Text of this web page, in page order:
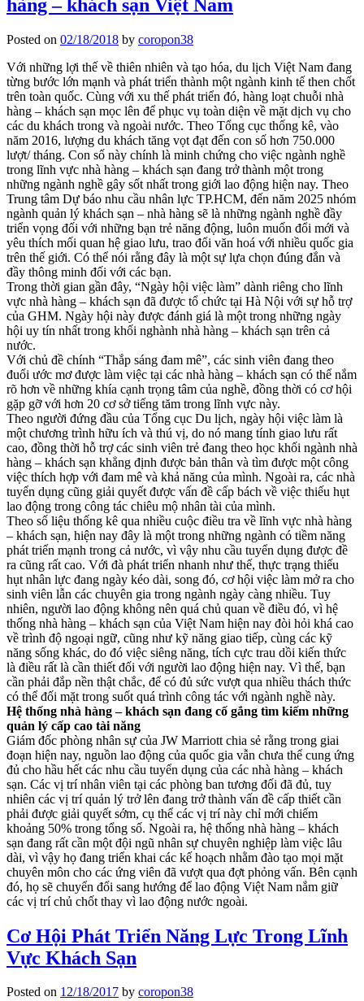
hàng – khách sạn Việt Nam
Posted on 02/18/2018 by coropon38
Với những lợi thế về thiên nhiên và tạo hóa, du lịch Việt Nam đang
từng bước lớn mạnh và phát triển thành một ngành kinh tế then chốt
trên toàn quốc. Cùng với xu thế phát triển đó, hàng loạt chuỗi nhà
hàng – khách sạn mọc lên để phục vụ toàn diện về mặt dịch vụ cho
các du khách trong và ngoài nước. Theo Tổng cục thống kê, vào
năm 2016, lượng du khách tăng vọt đạt đến con số hơn 750.000
lượt/ tháng. Con số này chính là minh chứng cho việc ngành nghề
trong lĩnh vực nhà hàng – khách sạn đang trở thành một trong
những ngành nghề gây sốt nhất trong giới lao động hiện nay. Theo
Trung tâm Dự báo nhu cầu nhân lực TP.HCM, đến năm 2025 nhóm
ngành quản lý khách sạn – nhà hàng sẽ là những ngành nghề đầy
triển vọng đối với những bạn trẻ năng động, luôn muốn đổi mới và
yêu thích mối quan hệ giao lưu, trao đổi văn hoá với nhiều quốc gia
trên thế giới. Có thể nói rằng đây là một sự lựa chọn đúng đắn và
đầy thông minh đối với các bạn.
Trong thời gian gần đây, “Ngày hội việc làm” dành riêng cho lĩnh
vực nhà hàng – khách sạn đã được tổ chức tại Hà Nội với sự hỗ trợ
của GHM. Ngày hội này được đánh giá là một trong những ngày
hội uy tín nhất trong khối nghành nhà hàng – khách sạn trên cả
nước.
Với chủ đề chính “Thắp sáng đam mê”, các sinh viên đang theo
đuổi ước mơ được làm việc tại các nhà hàng – khách sạn có thể nắm
rõ hơn về những khía cạnh trọng tâm của nghề, đồng thời có cơ hội
gặp gỡ với hơn 20 cơ sở tiếng tăm trong lĩnh vực này.
Theo người đứng đầu của Tổng cục Du lịch, ngày hội việc làm là
một chương trình hữu ích và thú vị, do nó mang tính giao lưu rất
cao, đồng thời hỗ trợ các sinh viên trẻ đang theo học khối ngành nhà
hàng – khách sạn khẳng định được bản thân và tìm được một công
việc thích hợp với đam mê và khả năng của mình. Ngoài ra, các nhà
tuyển dụng cũng giải quyết được vấn đề cấp bách về việc thiếu hụt
lao động trong công tác chiêu mộ nhân tài của mình.
Theo số liệu thống kê qua nhiều cuộc điều tra về lĩnh vực nhà hàng
– khách sạn, hiện nay đây là một trong những ngành có tiềm năng
phát triển mạnh trong cả nước, vì vậy nhu cầu tuyển dụng được đề
ra cũng rất cao. Với đà phát triển nhanh như thế, thực trạng thiếu
hụt nhân lực đang ngày kéo dài, song đó, cơ hội việc làm mở ra cho
sinh viên lẫn các chuyên gia trong ngành ngày càng nhiều. Tuy
nhiên, người lao động không nên quá chủ quan về điều đó, vì hệ
thống nhà hàng – khách sạn của Việt Nam hiện nay đòi hỏi khá cao
về trình độ ngoại ngữ, cũng như kỹ năng giao tiếp, cùng các kỹ
năng sống khác, do đó việc siêng năng, tích cực trau dồi kiến thức
là điều rất là cần thiết đối với người lao động hiện nay. Vì thế, bạn
cần phải đắp nền thật chắc, để có đủ sức vượt qua nhiều thách thức
có thể đối mặt trong suốt quá trình công tác với ngành nghề này.
Hệ thống nhà hàng – khách sạn đang cố gắng tìm kiếm những
quản lý cấp cao tài năng
Giám đốc phòng nhân sự của JW Marriott chia sẻ rằng trong giai
đoạn hiện nay, nguồn lao động của quốc gia vẫn chưa thể cung ứng
đủ cho hầu hết các nhu cầu tuyển dụng của các nhà hàng – khách
sạn. Các vị trí nhân viên tại các phòng ban tương đối đã đủ, tuy
nhiên các vị trí quản lý trở lên đang trở thành vấn đề cấp thiết cần
phải được giải quyết sớm, cụ thể các vị trí này chỉ mới chiếm
khoảng 50% trong tổng số. Ngoài ra, hệ thống nhà hàng – khách
sạn đang rất cần một đội ngũ nhân sự chuyên nghiệp làm việc lâu
dài, vì vậy họ đang triển khai các kế hoạch nhằm đào tạo mọi mặt
chuyên môn cho các ứng viên đã vượt qua đợt phỏng vấn. Bên cạnh
đó, họ sẽ chuyển đổi sang hướng để lao động Việt Nam nắm giữ
các vị trí chủ chốt thay vì lao động nước ngoài.
Cơ Hội Phát Triển Năng Lực Trong Lĩnh
Vực Khách Sạn
Posted on 12/18/2017 by coropon38